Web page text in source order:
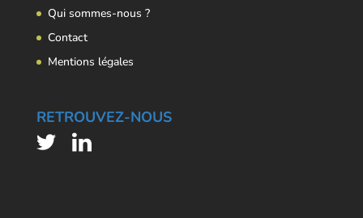
Qui sommes-nous ?
Contact
Mentions légales
RETROUVEZ-NOUS